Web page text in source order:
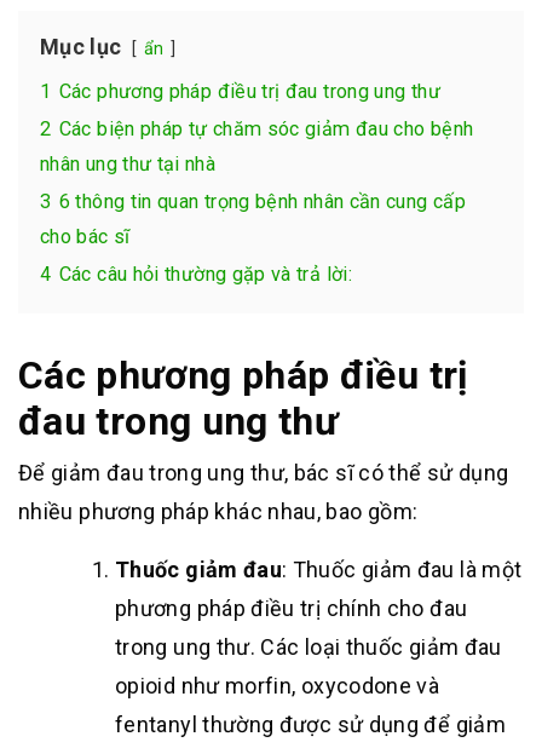
Mục lục ẩn
1 Các phương pháp điều trị đau trong ung thư
2 Các biện pháp tự chăm sóc giảm đau cho bệnh
nhân ung thư tại nhà
3 6 thông tin quan trọng bệnh nhân cần cung cấp
cho bác sĩ
4 Các câu hỏi thường gặp và trả lời:
Các phương pháp điều trị
đau trong ung thư
Để giảm đau trong ung thư, bác sĩ có thể sử dụng
nhiều phương pháp khác nhau, bao gồm:
Thuốc giảm đau: Thuốc giảm đau là một
phương pháp điều trị chính cho đau
trong ung thư. Các loại thuốc giảm đau
opioid như morfin, oxycodone và
fentanyl thường được sử dụng để giảm